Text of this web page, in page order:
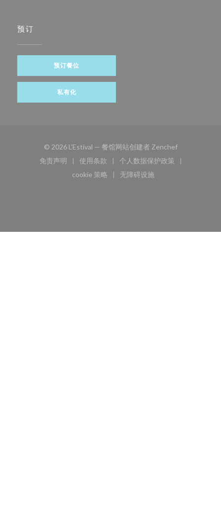
预订
预订餐位
私有化
© 2026 L'Estival — 餐馆网站创建者 Zenchef((在新窗口中
免责声明
((在新窗口中打开))
使用条款
((在新窗口中打开))
个人数据保护政策
((在新窗口中打开))
cookie 策略
((在新窗口中打开))
无障碍设施
((在新窗口中打开))